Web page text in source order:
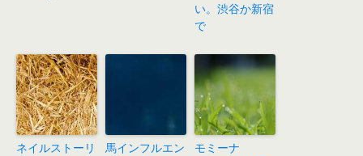
い。渋谷か新宿
で
ネイルストーリ
馬インフルエン
モミーナ